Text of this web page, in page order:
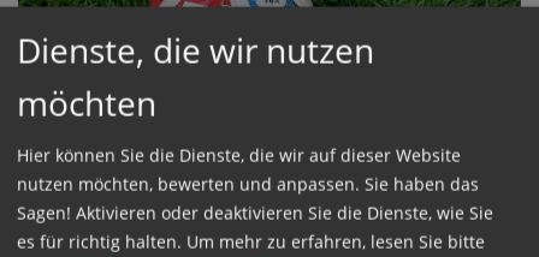
FUSSBALL-WM
WM 2026: Kirche und Fußball im Fokus
20.07.2026 12:25
Dienste, die wir nutzen
möchten
Hier können Sie die Dienste, die wir auf dieser Website
nutzen möchten, bewerten und anpassen. Sie haben das
Sagen! Aktivieren oder deaktivieren Sie die Dienste, wie Sie
es für richtig halten. Um mehr zu erfahren, lesen Sie bitte